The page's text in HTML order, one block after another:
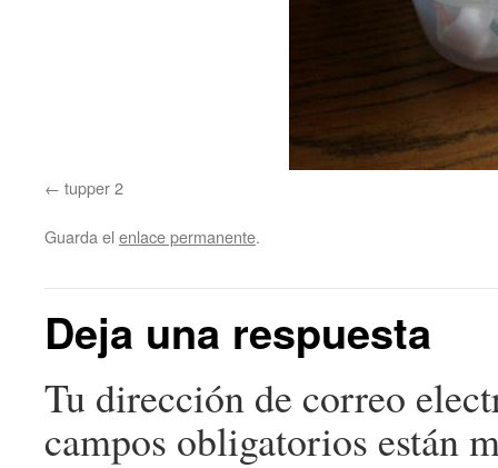
tupper 2
Guarda el enlace permanente.
Deja una respuesta
Tu dirección de correo
campos obligatorios están